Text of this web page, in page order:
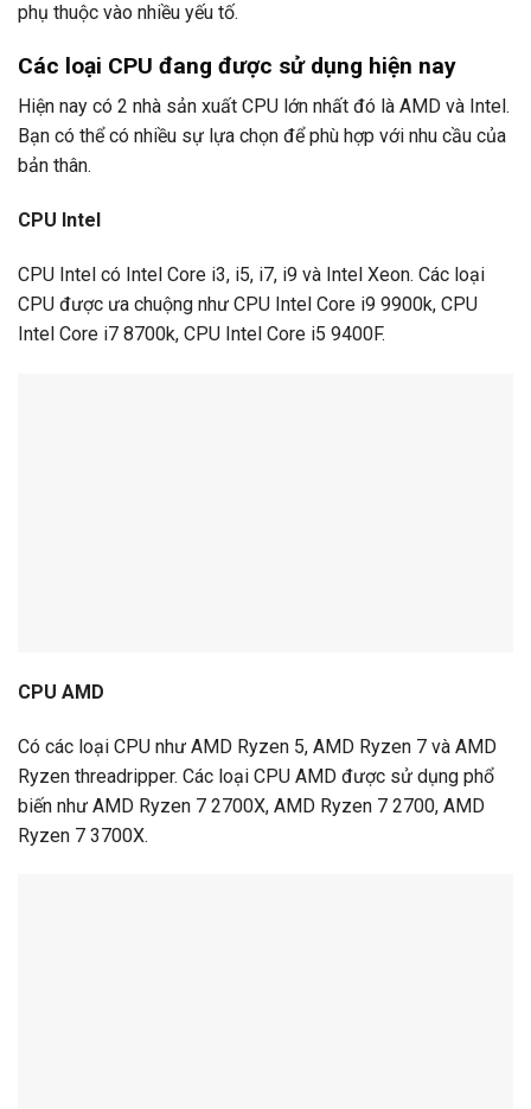
phụ thuộc vào nhiều yếu tố.
Các loại CPU đang được sử dụng hiện nay
Hiện nay có 2 nhà sản xuất CPU lớn nhất đó là AMD và Intel.
Bạn có thể có nhiều sự lựa chọn để phù hợp với nhu cầu của
bản thân.
CPU Intel
CPU Intel có Intel Core i3, i5, i7, i9 và Intel Xeon. Các loại
CPU được ưa chuộng như CPU Intel Core i9 9900k, CPU
Intel Core i7 8700k, CPU Intel Core i5 9400F.
CPU AMD
Có các loại CPU như AMD Ryzen 5, AMD Ryzen 7 và AMD
Ryzen threadripper. Các loại CPU AMD được sử dụng phổ
biến như AMD Ryzen 7 2700X, AMD Ryzen 7 2700, AMD
Ryzen 7 3700X.